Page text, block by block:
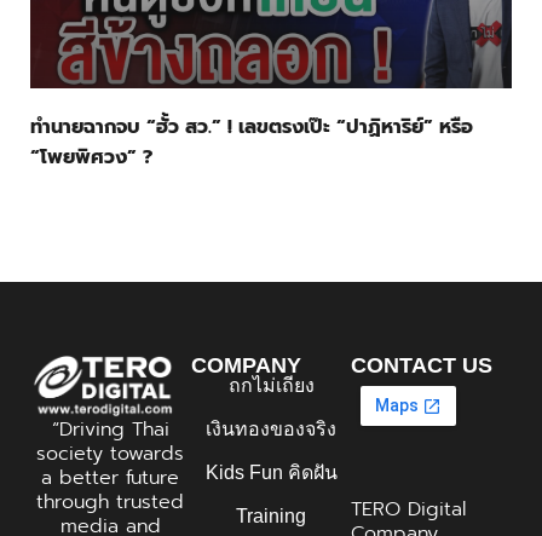
ทำนายฉากจบ “ฮั้ว สว.” ! เลขตรงเป๊ะ “ปาฏิหาริย์” หรือ
“โพยพิศวง” ?
“Driving Thai
society towards
a better future
through trusted
media and
COMPANY
ถกไม่เถียง
เงินทองของจริง
Kids Fun คิดฝัน
Training
CONTACT US
TERO Digital